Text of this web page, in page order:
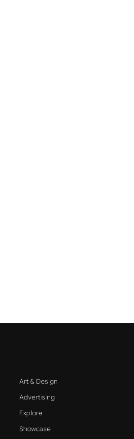
Art & Design
Advertising
Explore
Showcase